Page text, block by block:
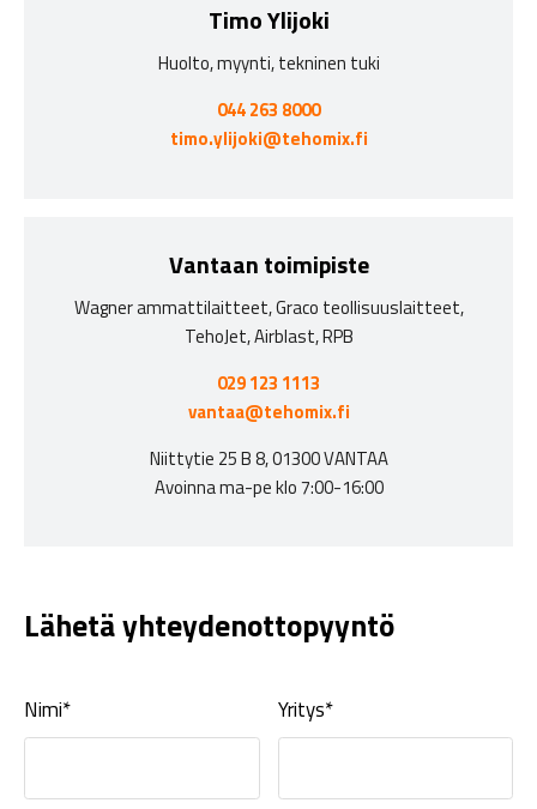
Timo Ylijoki
Huolto, myynti, tekninen tuki
044 263 8000
timo.ylijoki@tehomix.fi
Vantaan toimipiste
Wagner ammattilaitteet, Graco teollisuuslaitteet,
TehoJet, Airblast, RPB
029 123 1113
vantaa@tehomix.fi
Niittytie 25 B 8, 01300 VANTAA
Avoinna ma-pe klo 7:00-16:00
Lähetä yhteydenottopyyntö
Nimi* Yritys*